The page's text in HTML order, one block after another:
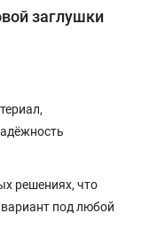
заглушки
решениях, что
под любой